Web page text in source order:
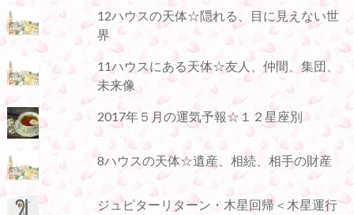
12ハウスの天体☆隠れる、目に見えない世
界
11ハウスにある天体☆友人、仲間、集団、
未来像
2017年５月の運気予報☆１２星座別
8ハウスの天体☆遺産、相続、相手の財産
ジュピターリターン・木星回帰＜木星運行